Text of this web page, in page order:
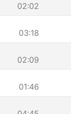
02:02
03:18
02:09
01:46